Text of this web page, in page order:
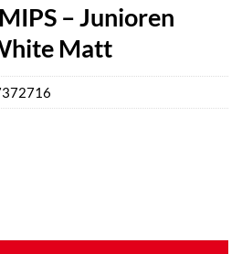
– Junioren
Matt